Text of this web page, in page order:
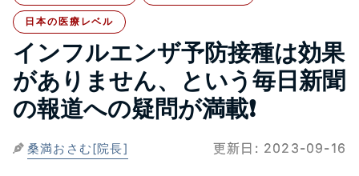
日本の医療レベル
インフルエンザ予防接種は効果
がありません、という毎日新聞
の報道への疑問が満載❗
桑満おさむ[院長] 更新日: 2023-09-16